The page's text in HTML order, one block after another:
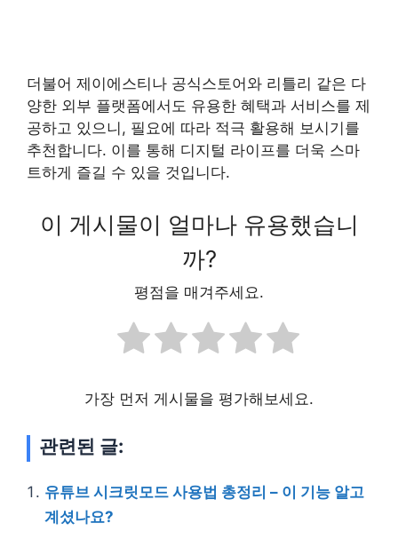
더불어 제이에스티나 공식스토어와 리틀리 같은 다
양한 외부 플랫폼에서도 유용한 혜택과 서비스를 제
공하고 있으니, 필요에 따라 적극 활용해 보시기를
추천합니다. 이를 통해 디지털 라이프를 더욱 스마
트하게 즐길 수 있을 것입니다.
이 게시물이 얼마나 유용했습니
까?
평점을 매겨주세요.
가장 먼저 게시물을 평가해보세요.
관련된 글:
유튜브 시크릿모드 사용법 총정리 – 이 기능 알고
계셨나요?